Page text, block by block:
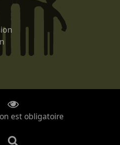
est obligatoire